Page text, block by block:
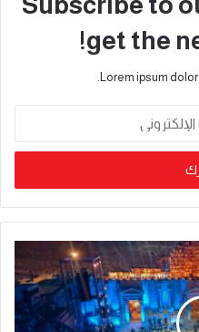
get the
Lorem ipsum